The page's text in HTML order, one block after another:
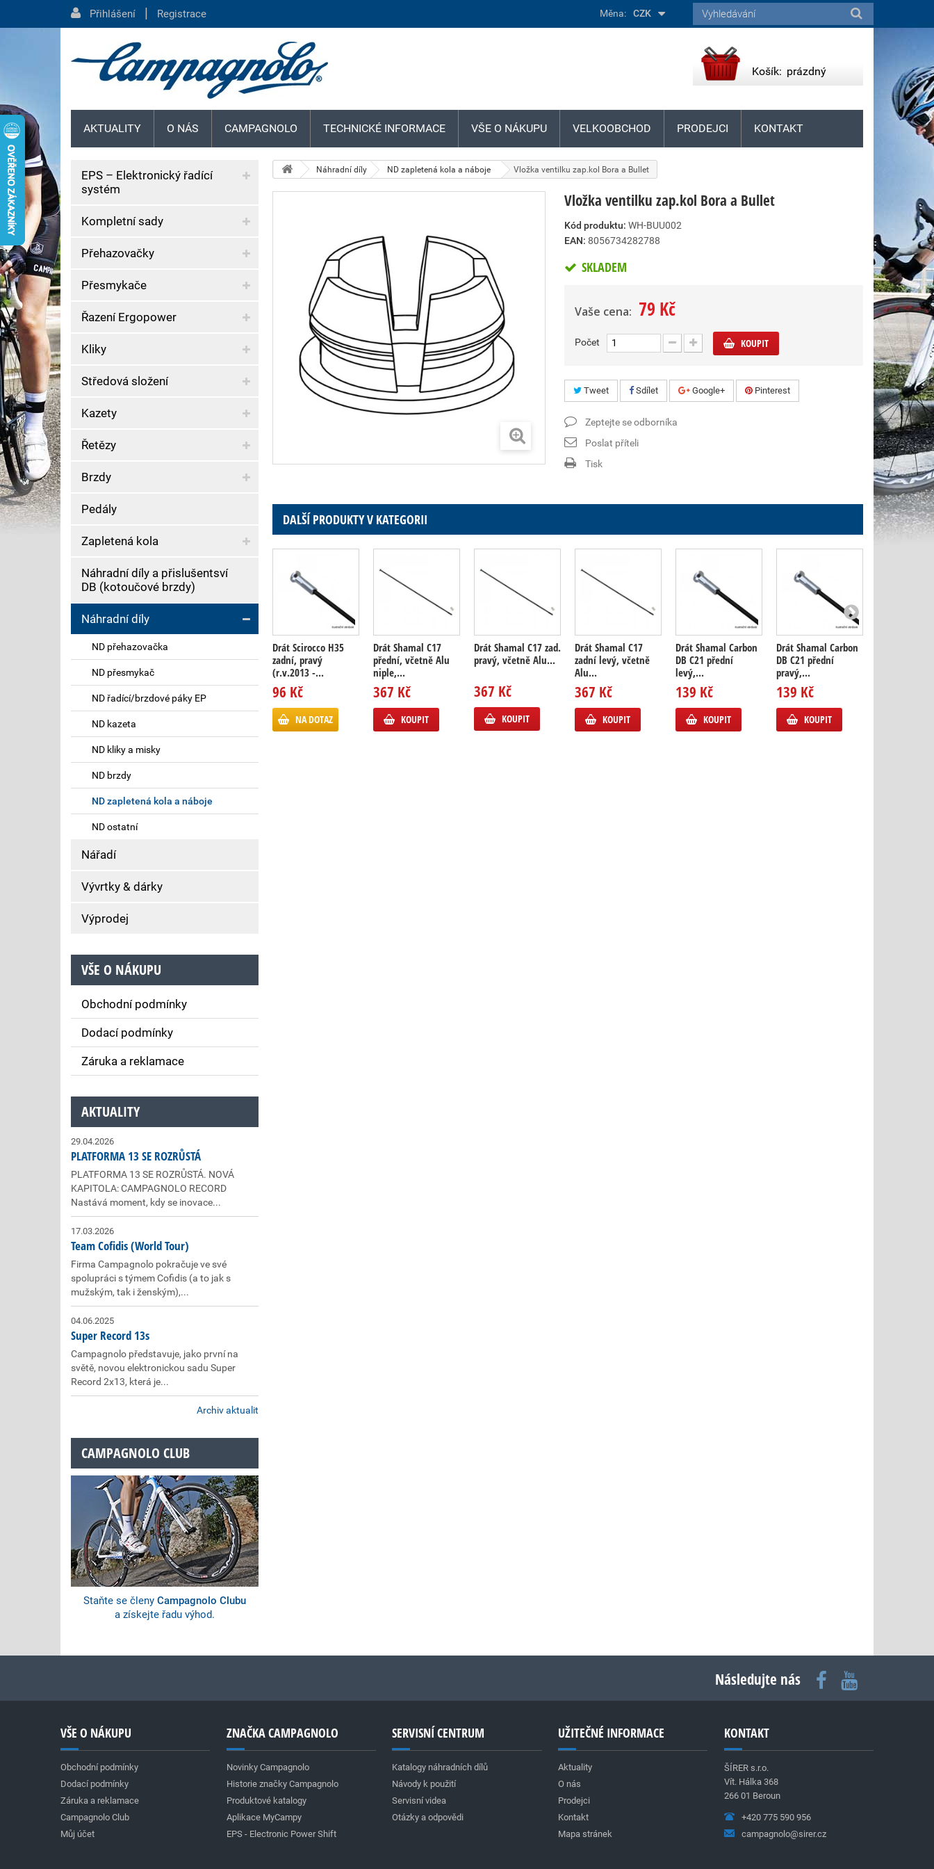
Náhradní díly ND zapletená kola a náboje Vložka ventilku zap.kol Bora a Bullet
Vložka ventilku zap.kol Bora a Bullet
Kód produktu: WH-BUU002
EAN: 8056734282788
SKLADEM
Vaše cena: 79 Kč
Počet KOUPIT
Tweet Sdílet Google+ Pinterest
Zeptejte se odborníka
Poslat příteli
Tisk
DALŠÍ PRODUKTY V KATEGORII
Drát Scirocco H35
zadní, pravý
(r.v.2013 -...
96 Kč
NA DOTAZ
Drát Shamal C17
přední, včetně Alu
niple,...
367 Kč
KOUPIT
Drát Shamal C17 zad.
pravý, včetně Alu...
367 Kč
KOUPIT
Drát Shamal C17
zadní levý, včetně
Alu...
367 Kč
KOUPIT
Drát Shamal Carbon
DB C21 přední
levý,...
139 Kč
KOUPIT
Drát Shamal Carbon
DB C21 přední
pravý,...
139 Kč
KOUPIT
EPS – Elektronický řadící
systém
Kompletní sady
Přehazovačky
Přesmykače
Řazení Ergopower
Kliky
Středová složení
Kazety
Řetězy
Brzdy
Pedály
Zapletená kola
Náhradní díly a přislušentsví
DB (kotoučové brzdy)
Náhradní díly
ND přehazovačka
ND přesmykač
ND řadící/brzdové páky EP
ND kazeta
ND kliky a misky
ND brzdy
ND zapletená kola a náboje
ND ostatní
Nářadí
Vývrtky & dárky
Výprodej
VŠE O NÁKUPU
Obchodní podmínky
Dodací podmínky
Záruka a reklamace
AKTUALITY
29.04.2026
PLATFORMA 13 SE ROZRŮSTÁ
PLATFORMA 13 SE ROZRŮSTÁ. NOVÁ
KAPITOLA: CAMPAGNOLO RECORD
Nastává moment, kdy se inovace...
17.03.2026
Team Cofidis (World Tour)
Firma Campagnolo pokračuje ve své
spolupráci s týmem Cofidis (a to jak s
mužským, tak i ženským),...
04.06.2025
Super Record 13s
Campagnolo představuje, jako první na
světě, novou elektronickou sadu Super
Record 2x13, která je...
Archiv aktualit
CAMPAGNOLO CLUB
Staňte se členy Campagnolo Clubu
a získejte řadu výhod.
Přihlášení | Registrace Měna: CZK
Košík: prázdný
AKTUALITY O NÁS CAMPAGNOLO TECHNICKÉ INFORMACE VŠE O NÁKUPU VELKOOBCHOD PRODEJCI KONTAKT
Následujte nás
VŠE O NÁKUPU
Obchodní podmínky
Dodací podmínky
Záruka a reklamace
Campagnolo Club
Můj účet
ZNAČKA CAMPAGNOLO
Novinky Campagnolo
Historie značky Campagnolo
Produktové katalogy
Aplikace MyCampy
EPS - Electronic Power Shift
SERVISNÍ CENTRUM
Katalogy náhradních dílů
Návody k použití
Servisní videa
Otázky a odpovědi
UŽITEČNÉ INFORMACE
Aktuality
O nás
Prodejci
Kontakt
Mapa stránek
KONTAKT
ŠÍRER s.r.o.
Vít. Hálka 368
266 01 Beroun
+420 775 590 956
campagnolo@sirer.cz